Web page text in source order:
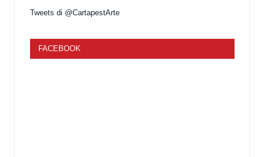
Tweets di @CartapestArte
FACEBOOK